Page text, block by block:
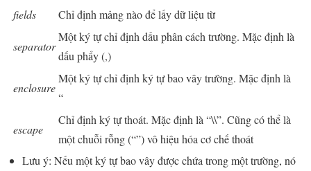
fields
Chỉ định mảng nào để lấy dữ liệu từ
separator
Một ký tự chỉ định dấu phân cách trường. Mặc định là
dấu phẩy (,)
enclosure
Một ký tự chỉ định ký tự bao vây trường. Mặc định là
“
escape
Chỉ định ký tự thoát. Mặc định là “\\”. Cũng có thể là
một chuỗi rỗng (“”) vô hiệu hóa cơ chế thoát
Lưu ý: Nếu một ký tự bao vây được chứa trong một trường, nó